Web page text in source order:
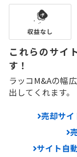
これらのサイ
す！
ラッコM&Aの幅
出してくれます。
売却サイ
サイト自